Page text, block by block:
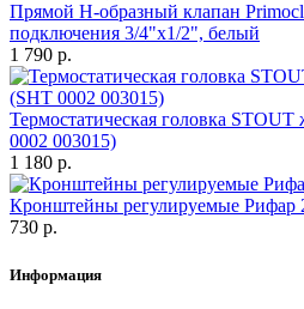
Прямой Н-образный клапан
подключения 3/4"х1/2", белый
1 790 р.
Термостатическая головка
0002 003015)
1 180 р.
Кронштейны регулируемые Рифар
730 р.
Информация